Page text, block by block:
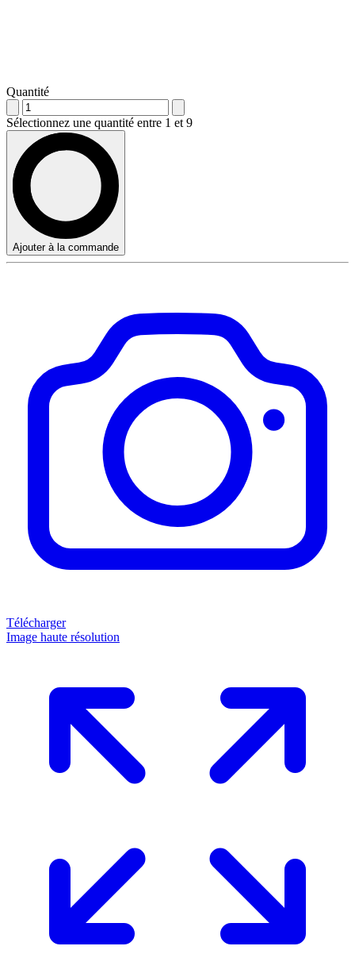
Quantité
Sélectionnez une quantité entre 1 et 9
Ajouter à la commande
Télécharger
Image haute résolution